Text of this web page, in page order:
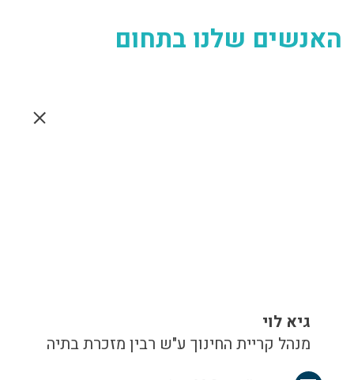
האנשים שלנו בתחום
גיא לוי
מנהל קריית החינוך ע"ש רבין מזכרת בתיה